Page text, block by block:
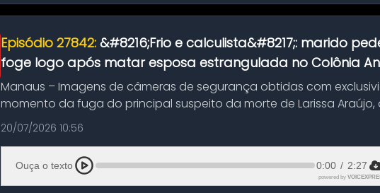
Episódio 27842: &#8216;Frio e calculista&#8217;: marido
foge logo após matar esposa estrangulada no Colônia
Manaus – Imagens de câmeras de segurança obtidas com
momento da fuga do principal suspeito da morte de Larissa Araújo,
noite deste último d...
20/07/2026 10:56
Ouça o texto 0:00 / 2:27
powered by